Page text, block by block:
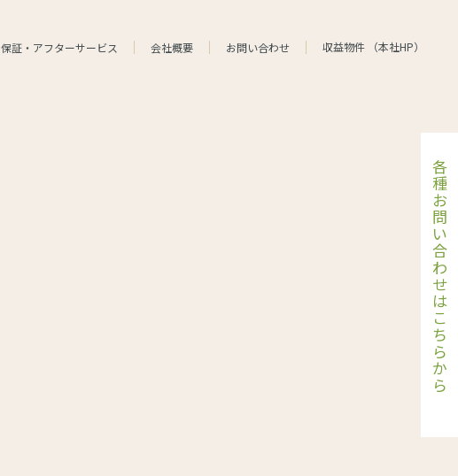
保証・アフターサービス 会社概要 お問い合わせ 収益物件（本社HP）
各
種
お
問
い
合
わ
せ
は
こ
ち
ら
か
ら